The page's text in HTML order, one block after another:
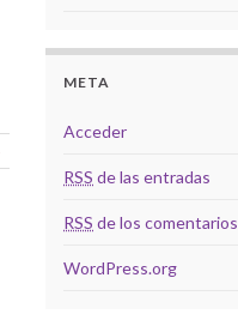
META
Acceder
RSS de las entradas
RSS de los comentarios
WordPress.org